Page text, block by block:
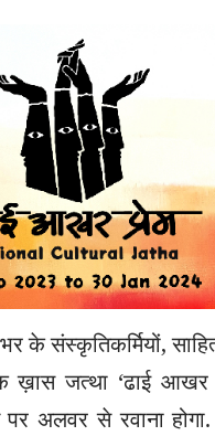
के संस्कृतिकर्मियों,
ख़ास जत्था ‘ढाई आखर
अलवर से रवाना